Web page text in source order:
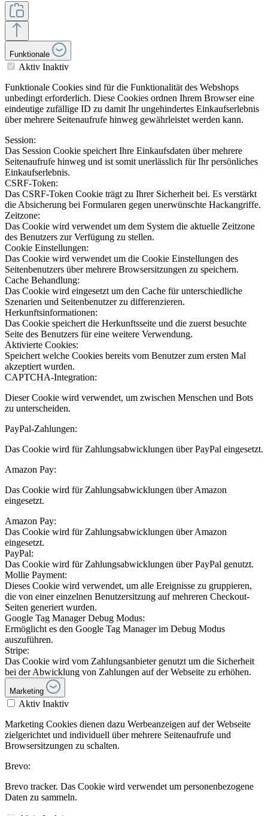
Funktionale
Aktiv Inaktiv
Funktionale Cookies sind für die Funktionalität des Webshops
unbedingt erforderlich. Diese Cookies ordnen Ihrem Browser eine
eindeutige zufällige ID zu damit Ihr ungehindertes Einkaufserlebnis
über mehrere Seitenaufrufe hinweg gewährleistet werden kann.
Session:
Das Session Cookie speichert Ihre Einkaufsdaten über mehrere
Seitenaufrufe hinweg und ist somit unerlässlich für Ihr persönliches
Einkaufserlebnis.
CSRF-Token:
Das CSRF-Token Cookie trägt zu Ihrer Sicherheit bei. Es verstärkt
die Absicherung bei Formularen gegen unerwünschte Hackangriffe.
Zeitzone:
Das Cookie wird verwendet um dem System die aktuelle Zeitzone
des Benutzers zur Verfügung zu stellen.
Cookie Einstellungen:
Das Cookie wird verwendet um die Cookie Einstellungen des
Seitenbenutzers über mehrere Browsersitzungen zu speichern.
Cache Behandlung:
Das Cookie wird eingesetzt um den Cache für unterschiedliche
Szenarien und Seitenbenutzer zu differenzieren.
Herkunftsinformationen:
Das Cookie speichert die Herkunftsseite und die zuerst besuchte
Seite des Benutzers für eine weitere Verwendung.
Aktivierte Cookies:
Speichert welche Cookies bereits vom Benutzer zum ersten Mal
akzeptiert wurden.
CAPTCHA-Integration:
Dieser Cookie wird verwendet, um zwischen Menschen und Bots
zu unterscheiden.
PayPal-Zahlungen:
Das Cookie wird für Zahlungsabwicklungen über PayPal eingesetzt.
Amazon Pay:
Das Cookie wird für Zahlungsabwicklungen über Amazon
eingesetzt.
Amazon Pay:
Das Cookie wird für Zahlungsabwicklungen über Amazon
eingesetzt.
PayPal:
Das Cookie wird für Zahlungsabwicklungen über PayPal genutzt.
Mollie Payment:
Dieses Cookie wird verwendet, um alle Ereignisse zu gruppieren,
die von einer einzelnen Benutzersitzung auf mehreren Checkout-
Seiten generiert wurden.
Google Tag Manager Debug Modus:
Ermöglicht es den Google Tag Manager im Debug Modus
auszuführen.
Stripe:
Das Cookie wird vom Zahlungsanbieter genutzt um die Sicherheit
bei der Abwicklung von Zahlungen auf der Webseite zu erhöhen.
Marketing
Aktiv Inaktiv
Marketing Cookies dienen dazu Werbeanzeigen auf der Webseite
zielgerichtet und individuell über mehrere Seitenaufrufe und
Browsersitzungen zu schalten.
Brevo:
Brevo tracker. Das Cookie wird verwendet um personenbezogene
Daten zu sammeln.